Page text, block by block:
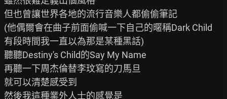
但也曾讓世界各地的流行音樂人都偷偷筆記
(他偶爾會在曲子前面偷喊一下自己的暱稱Dark Child
有段時間我一直以為那是某種黑話)
聽聽Destiny's Child的Say My Name
再聽一下周杰倫替李玟寫的刀馬旦
就可以清楚感受到
然後我這種業外人士的感覺是